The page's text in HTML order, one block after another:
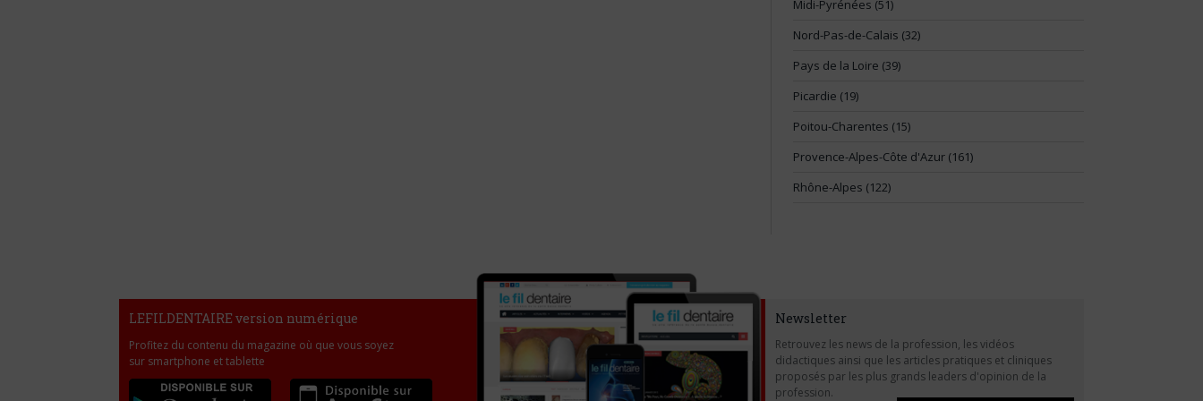
Midi-Pyrénées (51)
Nord-Pas-de-Calais (32)
Pays de la Loire (39)
Picardie (19)
Poitou-Charentes (15)
Provence-Alpes-Côte d'Azur (161)
Rhône-Alpes (122)
LEFILDENTAIRE version numérique
Profitez du contenu du magazine où que vous soyez
sur smartphone et tablette
Newsletter
Retrouvez les news de la profession, les vidéos
didactiques ainsi que les articles pratiques et cliniques
proposés par les plus grands leaders d'opinion de la
profession.